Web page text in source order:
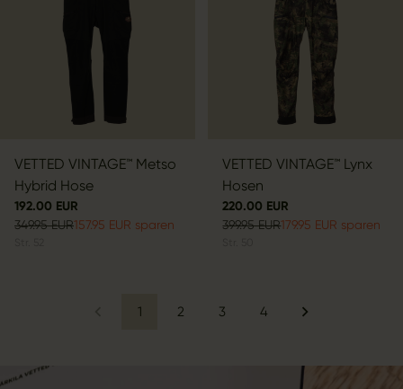
VETTED VINTAGE™ Metso
Hybrid Hose
192.00 EUR
349.95 EUR157.95 EUR sparen
VETTED VINTAGE™ Lynx
Hosen
220.00 EUR
399.95 EUR179.95 EUR sparen
1 2 3 4